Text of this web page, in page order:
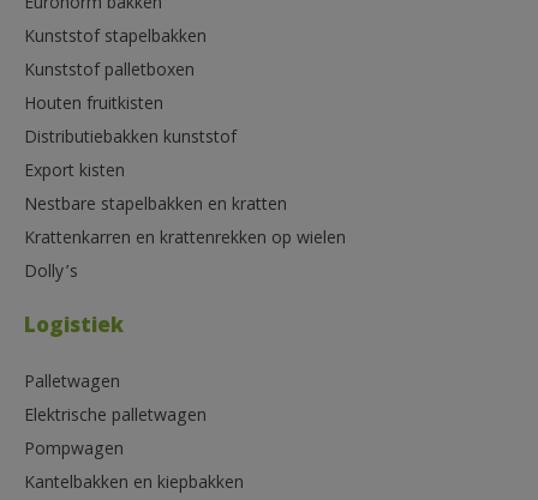
Kunststof stapelbakken
Kunststof palletboxen
Houten fruitkisten
Distributiebakken kunststof
Export kisten
Nestbare stapelbakken en kratten
Krattenkarren en krattenrekken op wielen
Dolly’s
Logistiek
Palletwagen
Elektrische palletwagen
Pompwagen
Kantelbakken en kiepbakken